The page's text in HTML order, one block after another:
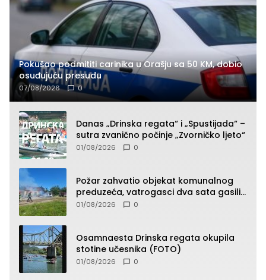
Pokušao podmititi carinika u Orašju sa 50 KM, dobio
osuđujuću presudu
07/08/2026 0
Danas „Drinska regata“ i „Spustijada“ –
sutra zvanično počinje „Zvorničko ljeto“
01/08/2026 0
Požar zahvatio objekat komunalnog
preduzeća, vatrogasci dva sata gasili
vatru (FOTO)
01/08/2026 0
Osamnaesta Drinska regata okupila
stotine učesnika (FOTO)
01/08/2026 0